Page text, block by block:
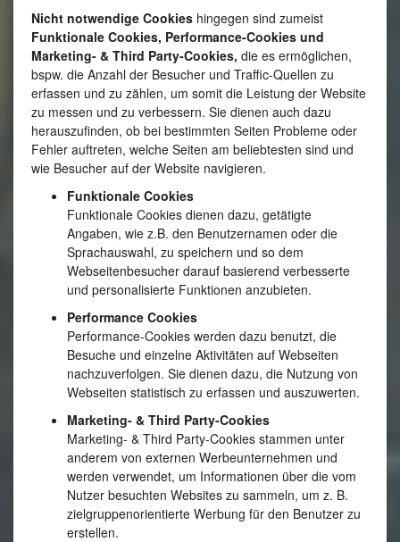
Nicht notwendige Cookies hingegen sind zumeist
Funktionale Cookies, Performance-Cookies und
Marketing- & Third Party-Cookies, die es ermöglichen,
bspw. die Anzahl der Besucher und Traffic-Quellen zu
erfassen und zu zählen, um somit die Leistung der Website
zu messen und zu verbessern. Sie dienen auch dazu
herauszufinden, ob bei bestimmten Seiten Probleme oder
Fehler auftreten, welche Seiten am beliebtesten sind und
wie Besucher auf der Website navigieren.
Funktionale Cookies
Funktionale Cookies dienen dazu, getätigte
Angaben, wie z.B. den Benutzernamen oder die
Sprachauswahl, zu speichern und so dem
Webseitenbesucher darauf basierend verbesserte
und personalisierte Funktionen anzubieten.
Performance Cookies
Performance-Cookies werden dazu benutzt, die
Besuche und einzelne Aktivitäten auf Webseiten
nachzuverfolgen. Sie dienen dazu, die Nutzung von
Webseiten statistisch zu erfassen und auszuwerten.
Marketing- & Third Party-Cookies
Marketing- & Third Party-Cookies stammen unter
anderem von externen Werbeunternehmen und
werden verwendet, um Informationen über die vom
Nutzer besuchten Websites zu sammeln, um z. B.
zielgruppenorientierte Werbung für den Benutzer zu
erstellen.